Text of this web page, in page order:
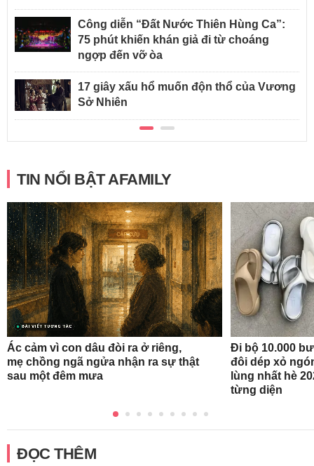
Công diễn “Đất Nước Thiên Hùng Ca”:
75 phút khiến khán giả đi từ choáng
ngợp đến vỡ òa
17 giây xấu hổ muốn độn thổ của Vương
Sở Nhiên
TIN NỔI BẬT AFAMILY
Ác cảm vì con dâu đòi ra ở riêng,
mẹ chồng ngã ngửa nhận ra sự thật
sau một đêm mưa
Đi bộ 10.000
đôi dép xỏ
lùng nhất hè
từng diện
ĐỌC THÊM